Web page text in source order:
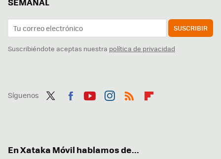
SUSCRIBIR
Suscribiéndote aceptas nuestra política de privacidad
Síguenos
En Xataka Móvil hablamos de...